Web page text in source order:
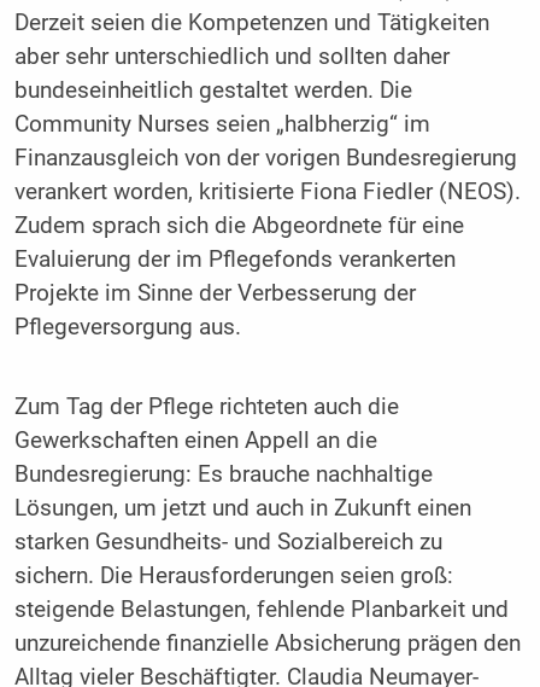
Derzeit seien die Kompetenzen und Tätigkeiten
aber sehr unterschiedlich und sollten daher
bundeseinheitlich gestaltet werden. Die
Community Nurses seien „halbherzig“ im
Finanzausgleich von der vorigen Bundesregierung
verankert worden, kritisierte Fiona Fiedler (NEOS).
Zudem sprach sich die Abgeordnete für eine
Evaluierung der im Pflegefonds verankerten
Projekte im Sinne der Verbesserung der
Pflegeversorgung aus.
Zum Tag der Pflege richteten auch die
Gewerkschaften einen Appell an die
Bundesregierung: Es brauche nachhaltige
Lösungen, um jetzt und auch in Zukunft einen
starken Gesundheits- und Sozialbereich zu
sichern. Die Herausforderungen seien groß:
steigende Belastungen, fehlende Planbarkeit und
unzureichende finanzielle Absicherung prägen den
Alltag vieler Beschäftigter. Claudia Neumayer-